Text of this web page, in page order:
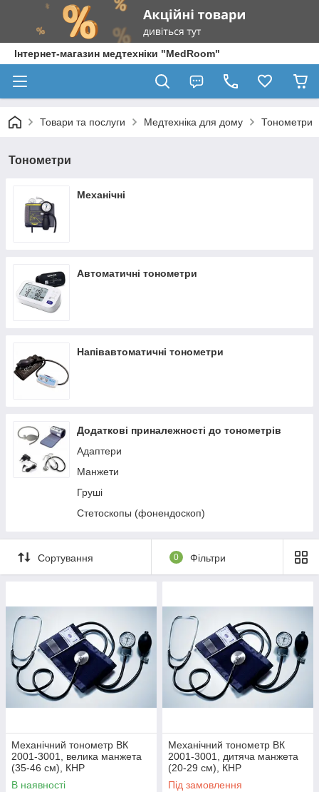
Інтернет-магазин медтехніки "MedRoom"
Товари та послуги Медтехніка для дому Тонометри
Тонометри
Механічні
Автоматичні тонометри
Напівавтоматичні тонометри
Додаткові приналежності до тонометрів
Адаптери
Манжети
Груші
Стетоскопы (фонендоскоп)
Сортування 0 Фільтри
Механічний тонометр ВК
2001-3001, велика манжета
(35-46 см), КНР
В наявності
Механічний тонометр ВК
2001-3001, дитяча манжета
(20-29 см), КНР
Під замовлення